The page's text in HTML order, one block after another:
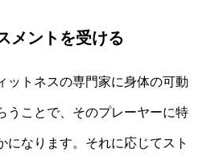
メントを受ける
ットネスの専門家に身体の可動
うことで、そのプレーヤーに特
になります。それに応じてスト